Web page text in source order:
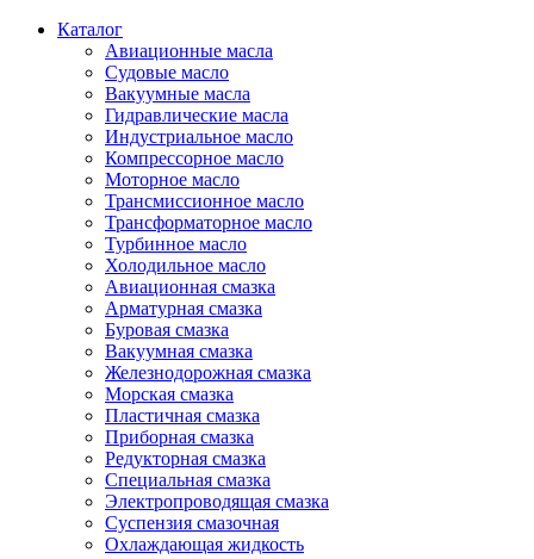
Каталог
Авиационные масла
Судовые масло
Вакуумные масла
Гидравлические масла
Индустриальное масло
Компрессорное масло
Моторное масло
Трансмиссионное масло
Трансформаторное масло
Турбинное масло
Холодильное масло
Авиационная смазка
Арматурная смазка
Буровая смазка
Вакуумная смазка
Железнодорожная смазка
Морская смазка
Пластичная смазка
Приборная смазка
Редукторная смазка
Специальная смазка
Электропроводящая смазка
Суспензия смазочная
Охлаждающая жидкость